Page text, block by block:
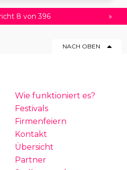
8 von 396 »
NACH OBEN
Wie funktioniert es?
Festivals
Firmenfeiern
Kontakt
Übersicht
Partner